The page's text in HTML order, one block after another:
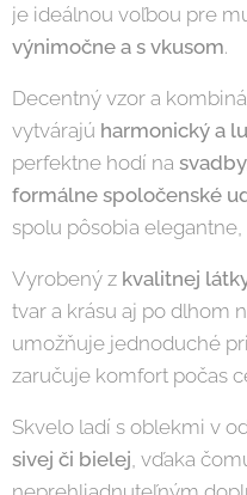
je ideálnou voľbou pre
výnimočne a s vkusom.
Decentný vzor a
vytvárajú harmonický a
perfektne hodí na
formálne spoločenské
spolu pôsobia
Vyrobený z kvalitnej
tvar a krásu aj po dlhom
umožňuje jednoduché
zaručuje komfort počas
Skvelo ladí s oblekmi v
sivej či bielej , vďaka